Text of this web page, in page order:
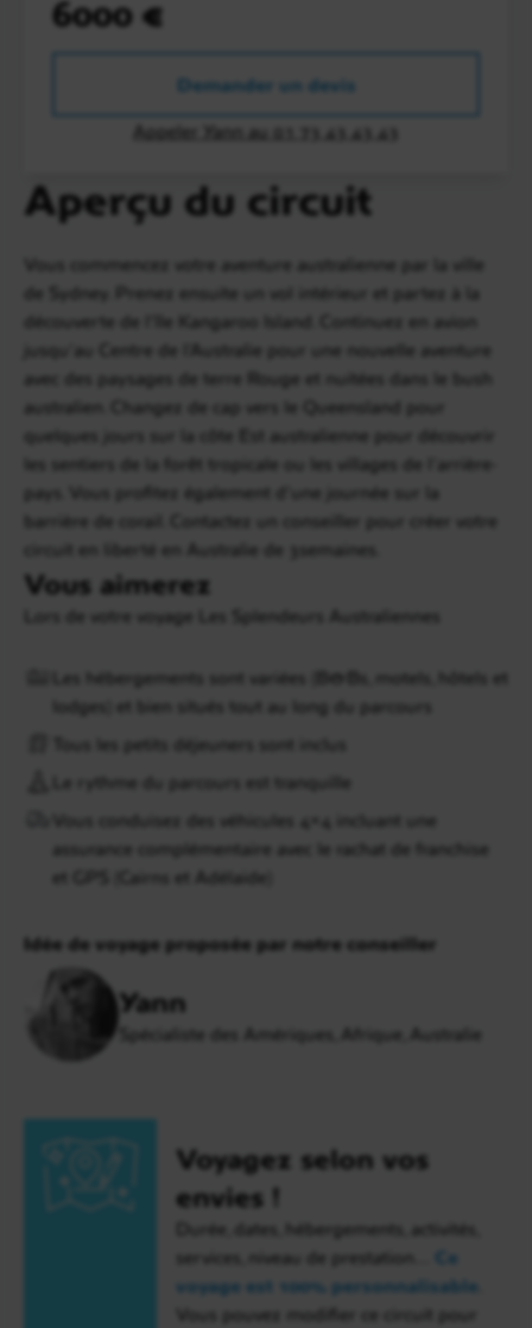
Aperçu du circuit
Vous commencez votre aventure australienne par la ville
de Sydney. Prenez ensuite un vol intérieur et partez à la
découverte de l’île Kangaroo Island. Continuez en avion
jusqu’au Centre de l’Australie pour une nouvelle aventure
avec des paysages de terre Rouge et nuitées dans le bush
australien. Changez de cap vers le Queensland pour
quelques jours sur la côte Est australienne pour découvrir
les sentiers de la forêt tropicale ou les villages de l’arrière-
pays. Vous profitez également d’une journée sur la
barrière de corail. Contactez un conseiller pour créer votre
circuit en liberté en Australie de 3semaines.
Vous aimerez
Lors de votre voyage Les Splendeurs Australiennes
Les hébergements sont variées (B&Bs, motels, hôtels et
lodges) et bien situés tout au long du parcours
Tous les petits déjeuners sont inclus
Le rythme du parcours est tranquille
Vous conduisez des véhicules 4×4 incluant une
assurance complémentaire avec le rachat de franchise
et GPS (Cairns et Adélaïde)
Idée de voyage proposée par notre conseiller
Yann
Spécialiste des Amériques, Afrique, Australie
6000 €
Demander un devis
Appeler Yann au 01 73 43 43 43
Voyagez selon vos
envies !
Durée, dates, hébergements, activités,
services, niveau de prestation…
Ce
voyage est 100% personnalisable
Vous pouvez modifier ce circuit pour